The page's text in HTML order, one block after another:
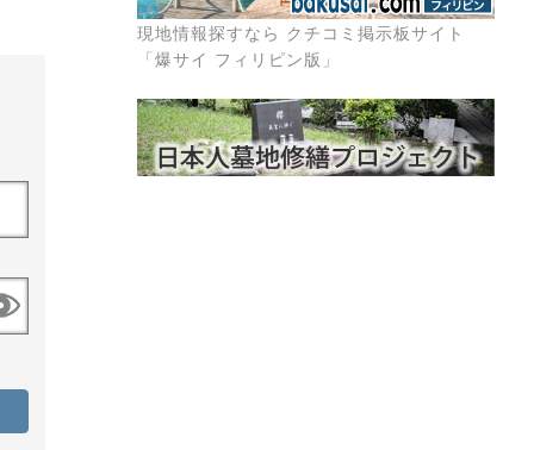
現地情報探すなら クチコミ掲示板サイト
「爆サイ フィリピン版」